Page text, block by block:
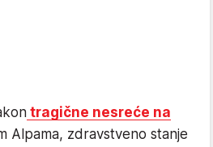
tragične nesreće na
Alpama, zdravstveno stanje